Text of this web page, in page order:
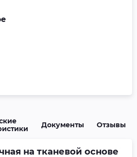
Документы Отзывы
на тканевой основе